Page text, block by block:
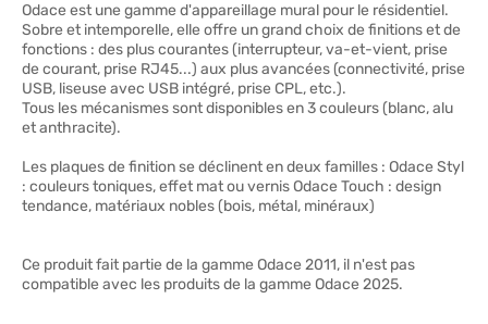
Odace est une gamme d'appareillage mural pour le résidentiel.
Sobre et intemporelle, elle offre un grand choix de finitions et de
fonctions : des plus courantes (interrupteur, va-et-vient, prise
de courant, prise RJ45...) aux plus avancées (connectivité, prise
USB, liseuse avec USB intégré, prise CPL, etc.).
Tous les mécanismes sont disponibles en 3 couleurs (blanc, alu
et anthracite).
Les plaques de finition se déclinent en deux familles : Odace Styl
: couleurs toniques, effet mat ou vernis Odace Touch : design
tendance, matériaux nobles (bois, métal, minéraux)
Ce produit fait partie de la gamme Odace 2011, il n'est pas
compatible avec les produits de la gamme Odace 2025.